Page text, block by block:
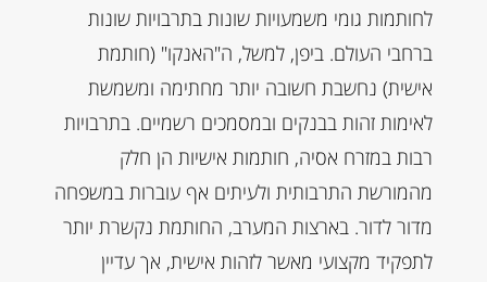
לחותמות גומי משמעויות שונות בתרבויות שונות
ברחבי העולם. ביפן, למשל, ה"האנקו" (חותמת
אישית) נחשבת חשובה יותר מחתימה ומשמשת
לאימות זהות בבנקים ובמסמכים רשמיים. בתרבויות
רבות במזרח אסיה, חותמות אישיות הן חלק
מהמורשת התרבותית ולעיתים אף עוברות במשפחה
מדור לדור. בארצות המערב, החותמת נקשרת יותר
לתפקיד מקצועי מאשר לזהות אישית, אך עדיין